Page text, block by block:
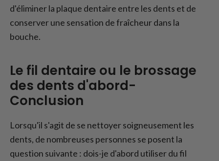
d'éliminer la plaque dentaire entre les dents et de
conserver une sensation de fraîcheur dans la
bouche.
Le fil dentaire ou le brossage
des dents d'abord-
Conclusion
Lorsqu'il s'agit de se nettoyer soigneusement les
dents, de nombreuses personnes se posent la
question suivante : dois-je d'abord utiliser du fil